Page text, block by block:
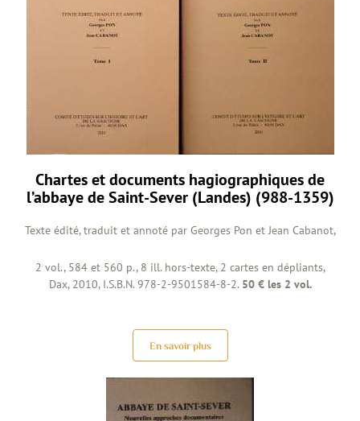
Chartes et documents hagiographiques de
l’abbaye de Saint-Sever (Landes) (988-1359)
Texte édité, traduit et annoté par Georges Pon et Jean Cabanot,
2 vol., 584 et 560 p., 8 ill. hors-texte, 2 cartes en dépliants,
Dax, 2010, I.S.B.N. 978-2-9501584-8-2. 50 € les 2 vol.
En savoir plus